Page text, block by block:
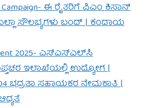
Campaign- ಈ ರೈತರಿಗೆ ಪಿಎಂ ಕಿಸಾನ್
ಸೌಲಭ್ಯಗಳು ಬಂದ್ | ಕಂದಾಯ
2025- ಎಸ್‌ಎಸ್‌ಎಲ್‌ಸಿ
ಇಲಾಖೆಯಲ್ಲಿ ಉದ್ಯೋಗ |
ಭದ್ರತಾ ಸಹಾಯಕರ ನೇಮಕಾತಿ |